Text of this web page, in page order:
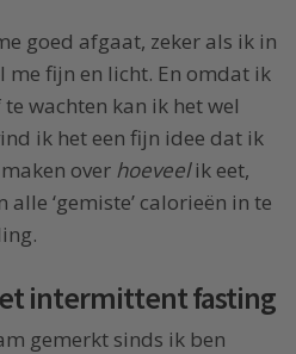
goed afgaat, zeker als ik in
me fijn en licht. En omdat ik
wachten kan ik het wel
ik het een fijn idee dat ik
over hoeveelik eet,
‘gemiste’ calorieën in te
intermittent fasting
gemerkt sinds ik ben